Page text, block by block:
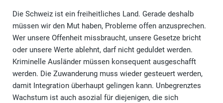
Die Schweiz ist ein freiheitliches Land. Gerade deshalb
müssen wir den Mut haben, Probleme offen anzusprechen.
Wer unsere Offenheit missbraucht, unsere Gesetze bricht
oder unsere Werte ablehnt, darf nicht geduldet werden.
Kriminelle Ausländer müssen konsequent ausgeschafft
werden. Die Zuwanderung muss wieder gesteuert werden,
damit Integration überhaupt gelingen kann. Unbegrenztes
Wachstum ist auch asozial für diejenigen, die sich